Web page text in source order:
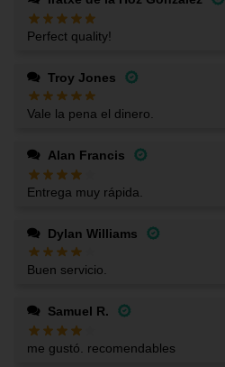
Perfect quality!
Troy Jones
Vale la pena el dinero.
Alan Francis
Entrega muy rápida.
Dylan Williams
Buen servicio.
Samuel R.
me gustó. recomendables